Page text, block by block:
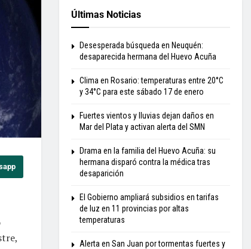
Últimas Noticias
Desesperada búsqueda en Neuquén:
desaparecida hermana del Huevo Acuña
Clima en Rosario: temperaturas entre 20°C
y 34°C para este sábado 17 de enero
Fuertes vientos y lluvias dejan daños en
Mar del Plata y activan alerta del SMN
Drama en la familia del Huevo Acuña: su
hermana disparó contra la médica tras
desaparición
El Gobierno ampliará subsidios en tarifas
de luz en 11 provincias por altas
temperaturas
Alerta en San Juan por tormentas fuertes y